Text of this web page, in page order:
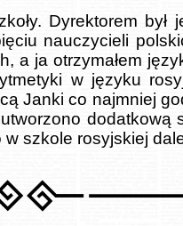
Dyrektorem był
nauczycieli
a ja otrzymałem
w języku
Janki co najmniej
dodatkową
szkole rosyjskiej